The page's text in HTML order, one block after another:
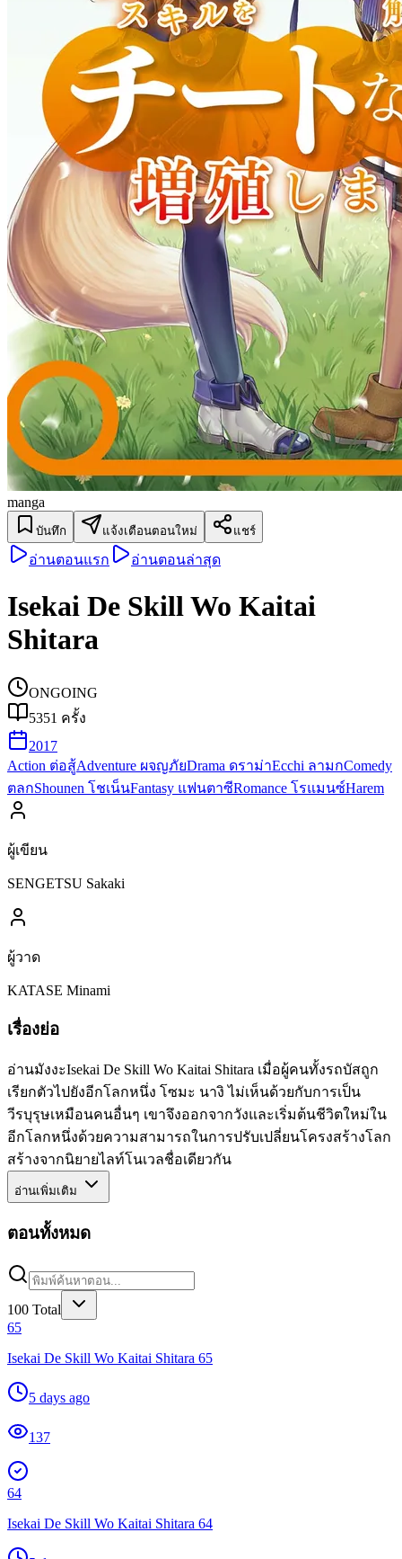
manga
บันทึก แจ้งเตือนตอนใหม่ แชร์
อ่านตอนแรก อ่านตอนล่าสุด
Isekai De Skill Wo Kaitai
Shitara
ONGOING
5351 ครั้ง
2017
Action ต่อสู้Adventure ผจญภัยDrama ดราม่าEcchi ลามกComedy
ตลกShounen โชเน็นFantasy แฟนตาซีRomance โรแมนซ์Harem
ผู้เขียน
SENGETSU Sakaki
ผู้วาด
KATASE Minami
เรื่องย่อ
อ่านมังงะIsekai De Skill Wo Kaitai Shitara เมื่อผู้คนทั้งรถบัสถูก
เรียกตัวไปยังอีกโลกหนึ่ง โซมะ นางิ ไม่เห็นด้วยกับการเป็น
วีรบุรุษเหมือนคนอื่นๆ เขาจึงออกจากวังและเริ่มต้นชีวิตใหม่ใน
อีกโลกหนึ่งด้วยความสามารถในการปรับเปลี่ยนโครงสร้างโลก
สร้างจากนิยายไลท์โนเวลชื่อเดียวกัน
อ่านเพิ่มเติม
ตอนทั้งหมด
100 Total
65
Isekai De Skill Wo Kaitai Shitara 65
5 days ago
137
64
Isekai De Skill Wo Kaitai Shitara 64